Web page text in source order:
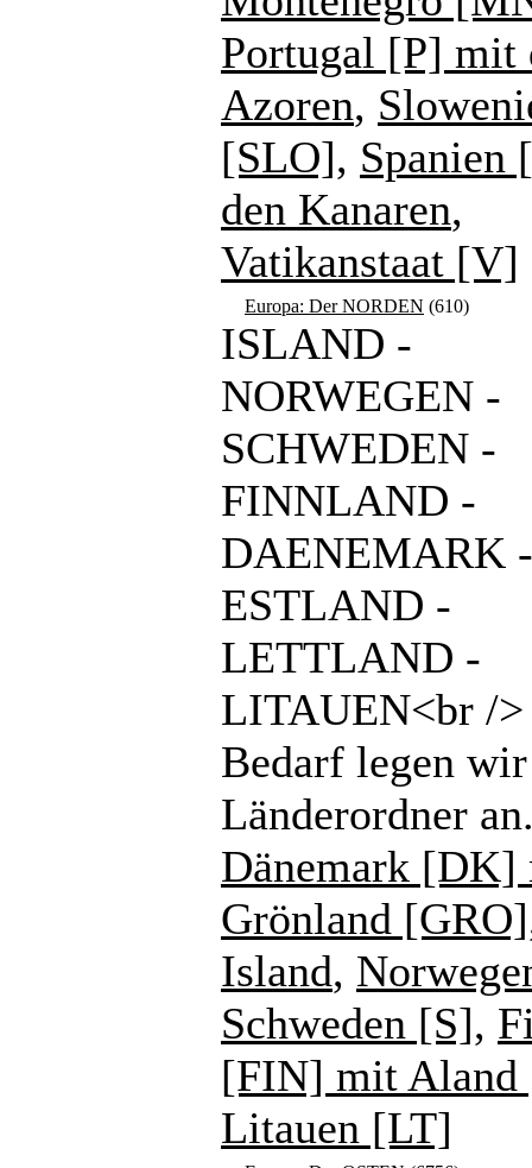
Portugal [P] mit
Azoren,
[SLO], Spanien
den Kanaren,
Vatikanstaat [V]
Europa: Der NORDEN (610)
ISLAND -
NORWEGEN -
SCHWEDEN -
FINNLAND -
DAENEMARK -
ESTLAND -
LETTLAND -
LITAUEN<br /
Bedarf legen wir
Länderordner
Dänemark [DK]
Grönland [GRO]
Island,
Schweden [S],
[FIN] mit
Litauen [LT]